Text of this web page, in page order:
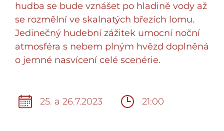
hudba se bude vznášet po hladině vody až
se rozmělní ve skalnatých březích lomu.
Jedinečný hudební zážitek umocní noční
atmosféra s nebem plným hvězd doplněná
o jemné nasvícení celé scenérie.
25. a 26.7.2023 21:00